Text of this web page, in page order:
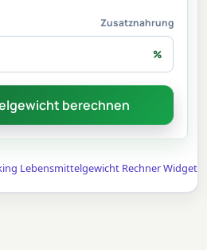
Zusatznahrung
%
Lebensmittelgewicht Rechner Widget